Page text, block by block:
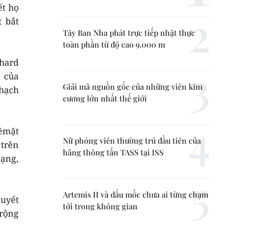
họ
bắt
của
Tây Ban Nha phát trực tiếp nhật thực
toàn phần từ độ cao 9.000 m
Giải mã nguồn gốc của những viên kim
cương lớn nhất thế giới
Nữ phóng viên thường trú đầu tiên của
hãng thông tấn TASS tại ISS
Artemis II và dấu mốc chưa ai từng chạm
tới trong không gian